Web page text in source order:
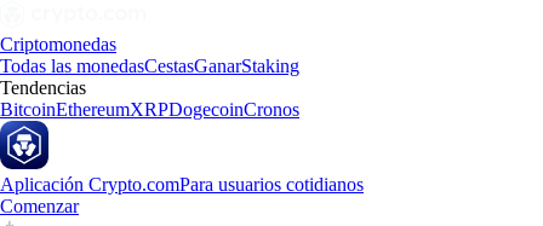
Criptomonedas
Todas las monedasCestasGanarStaking
Tendencias
BitcoinEthereumXRPDogecoinCronos
Aplicación Crypto.comPara usuarios cotidianos
Comenzar